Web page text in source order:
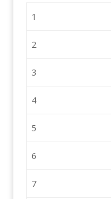
1
2
3
4
5
6
7